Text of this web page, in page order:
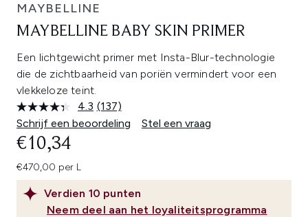
MAYBELLINE
MAYBELLINE BABY SKIN PRIMER
Een lichtgewicht primer met Insta-Blur-technologie
die de zichtbaarheid van poriën vermindert voor een
vlekkeloze teint.
4.3 Lees
137
beoordelingen.
(137)
Schrijf een beoordeling
Stel een vraag
Verdien 10 punten
Neem deel aan het loyaliteitsprogramma
€10,34
€470,00 per L